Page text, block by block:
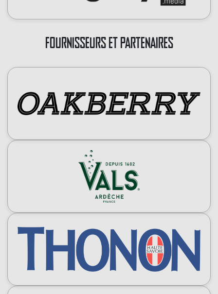
FOURNISSEURS ET PARTENAIRES